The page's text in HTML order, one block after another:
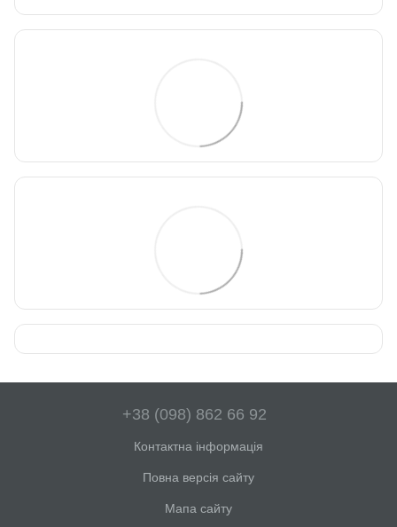
+38 (098) 862 66 92
Контактна інформація
Повна версія сайту
Мапа сайту